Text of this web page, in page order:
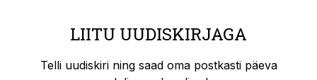
LIITU UUDISKIRJAGA
Telli uudiskiri ning saad oma postkasti päeva